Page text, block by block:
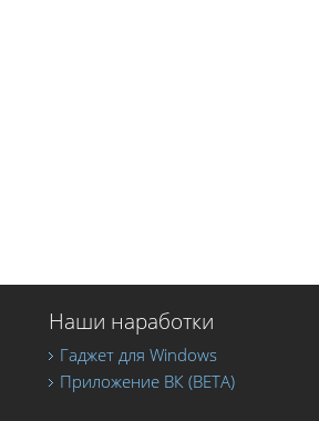
Наши наработки
Гаджет для Windows
Приложение ВК (BETA)